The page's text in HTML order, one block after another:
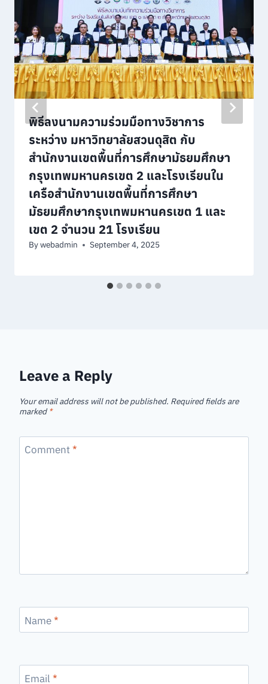
พิธีลงนามความร่วมมือทางวิชาการ
ระหว่าง มหาวิทยาลัยสวนดุสิต กับ
สำนักงานเขตพื้นที่การศึกษามัธยมศึกษา
กรุงเทพมหานครเขต 2 และโรงเรียนใน
เครือสำนักงานเขตพื้นที่การศึกษา
มัธยมศึกษากรุงเทพมหานครเขต 1 และ
เขต 2 จำนวน 21 โรงเรียน
Bywebadmin September 4, 2025
Leave a Reply
Your email address will not be published. Required fields are
marked *
Comment*
Name*
Email *